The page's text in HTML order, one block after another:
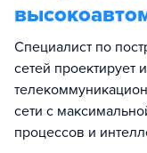
Специалист по
сетей
сети с
процессов и